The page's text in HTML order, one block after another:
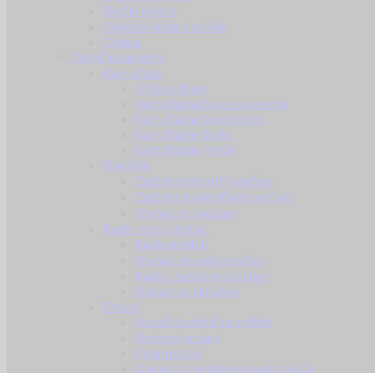
Dječja odjeća
Odjeća i dodaci za kišu
Obuća
Taktička oprema
Kamuflaža
Ghille odijela
Kamuflažna boja za opremu
Kamuflažne boje za lice
Kamuflažne trake
Kamuflažne mreže
Naočale
Zaštitne (airsoft) naočale
Zaštitne (balističke) naočale
Dodaci za naočale
Radio veza i dodaci
Radio uređaji
Dodaci za radio uređaje
Radio i zaštitne slušalice
Dodaci za slušalice
Prsluci
Nosači balističke zaštite
Borbeni prsluci
Prsni prsluci
Dodaci za prsluke i nosače ploča